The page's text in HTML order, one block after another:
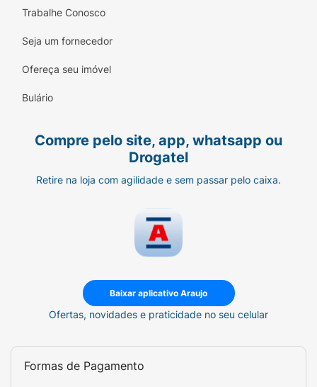
Trabalhe Conosco
Seja um fornecedor
Ofereça seu imóvel
Bulário
Compre pelo site, app, whatsapp ou
Drogatel
Retire na loja com agilidade e sem passar pelo caixa.
Baixar aplicativo Araujo
Ofertas, novidades e praticidade no seu celular
Formas de Pagamento